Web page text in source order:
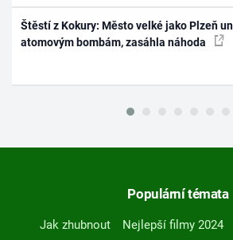
Štěstí z Kokury: Město velké jako Plzeň
atomovým bombám, zasáhla náhoda
Populární témata
Jak zhubnout Nejlepší filmy 2024